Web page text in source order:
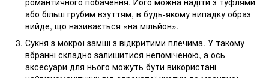
або більш грубим взуттям, в будь-якому випадку образ
вийде, що називається «на мільйон».
Сукня з мокрої замші з відкритими плечима. У такому
вбранні складно залишитися непоміченою, а ось
аксесуари для нього можуть бути використані